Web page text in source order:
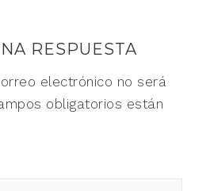
RESPUESTA
electrónico no será
obligatorios están